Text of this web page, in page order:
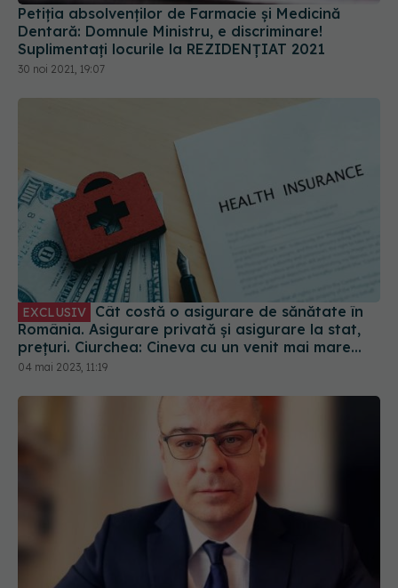
Petiția absolvenților de Farmacie și Medicină
Dentară: Domnule Ministru, e discriminare!
Suplimentați locurile la REZIDENȚIAT 2021
30 noi 2021, 19:07
EXCLUSIV
România. Asigurare privată și asigurare la stat,
prețuri. Ciurchea: Cineva cu un venit mai mare
plătește mai mult
04 mai 2023, 11:19